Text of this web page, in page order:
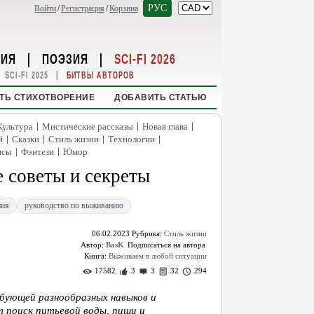
Войти/Регистрация /Корзина РУС
| ПОЭЗИЯ | SCI-FI 2026
SCI-FI 2025 | БИТВЫ АВТОРОВ
СТИХОТВОРЕНИЕ ДОБАВИТЬ СТАТЬЮ
| Мистические рассказы | Новая глава |
| Сказки | Стиль жизни | Технологии |
| Фэнтези | Юмор
и секреты
руководство по выживанию
06.02.2023 Рубрика: Стиль жизни
Автор: BasK
Книга: Выживаем в любой ситуации
17582
3 3 32 294
разнообразных навыков и
поиск питьевой воды, пищи и